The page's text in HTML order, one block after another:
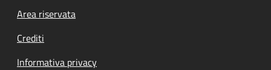
Footer menu
Area riservata
Crediti
Informativa privacy